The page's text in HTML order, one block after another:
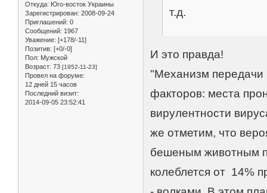
Откуда: Юго-восток Украины
Зарегистрирован: 2008-09-24
Приглашений: 0
Сообщений: 1967
Уважение: [+178/-11]
Позитив: [+0/-0]
Пол: Мужской
Возраст: 73 [1952-11-23]
Провел на форуме:
12 дней 15 часов
Последний визит:
2014-09-05 23:52:41
т.д.
И это правда!
"Механизм передачи
факторов: места
вирулентности
же отметим, что
бешеным животным
колеблется от 14%